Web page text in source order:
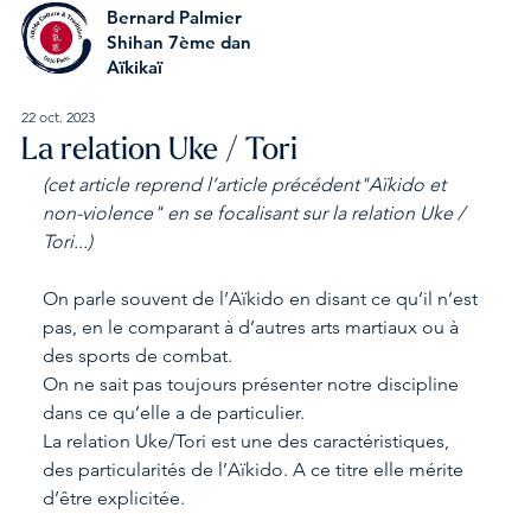
Bernard Palmier
Shihan 7ème dan
Aïkikaï
La relation Uke / Tori
22 oct. 2023
(cet article reprend l’article précédent"Aïkido et
non-violence" en se focalisant sur la relation Uke /
Tori...)
On parle souvent de l’Aïkido en disant ce qu’il n’est
pas, en le comparant à d’autres arts martiaux ou à
des sports de combat.
On ne sait pas toujours présenter notre discipline
dans ce qu’elle a de particulier.
La relation Uke/Tori est une des caractéristiques,
des particularités de l’Aïkido. A ce titre elle mérite
d’être explicitée.